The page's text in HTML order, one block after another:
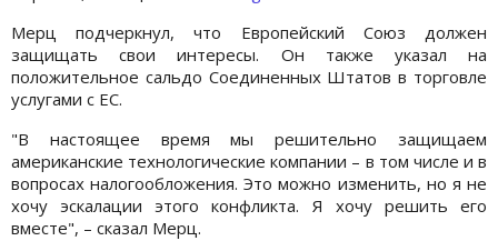
Мерц подчеркнул, что Европейский Союз должен
защищать свои интересы. Он также указал на
положительное сальдо Соединенных Штатов в торговле
услугами с ЕС.
"В настоящее время мы решительно защищаем
американские технологические компании – в том числе и в
вопросах налогообложения. Это можно изменить, но я не
хочу эскалации этого конфликта. Я хочу решить его
вместе", – сказал Мерц.